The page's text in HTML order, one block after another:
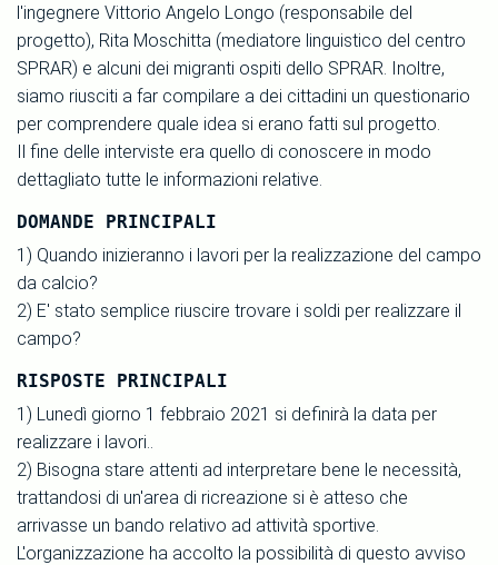
l'ingegnere Vittorio Angelo Longo (responsabile del
progetto), Rita Moschitta (mediatore linguistico del centro
SPRAR) e alcuni dei migranti ospiti dello SPRAR. Inoltre,
siamo riusciti a far compilare a dei cittadini un questionario
per comprendere quale idea si erano fatti sul progetto.
Il fine delle interviste era quello di conoscere in modo
dettagliato tutte le informazioni relative.
DOMANDE PRINCIPALI
1) Quando inizieranno i lavori per la realizzazione del campo
da calcio?
2) E' stato semplice riuscire trovare i soldi per realizzare il
campo?
RISPOSTE PRINCIPALI
1) Lunedì giorno 1 febbraio 2021 si definirà la data per
realizzare i lavori..
2) Bisogna stare attenti ad interpretare bene le necessità,
trattandosi di un'area di ricreazione si è atteso che
arrivasse un bando relativo ad attività sportive.
L'organizzazione ha accolto la possibilità di questo avviso